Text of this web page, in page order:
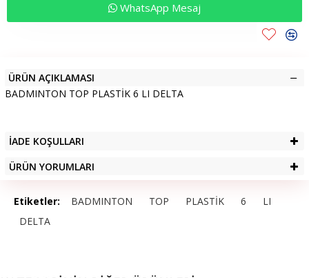
WhatsApp Mesaj
ÜRÜN AÇIKLAMASI
BADMINTON TOP PLASTİK 6 LI DELTA
İADE KOŞULLARI
ÜRÜN YORUMLARI
Etiketler: BADMINTON TOP PLASTİK 6
LI
DELTA